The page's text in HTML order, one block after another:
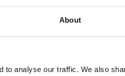
About
to analyse our traffic. We also
available
04.09.2026